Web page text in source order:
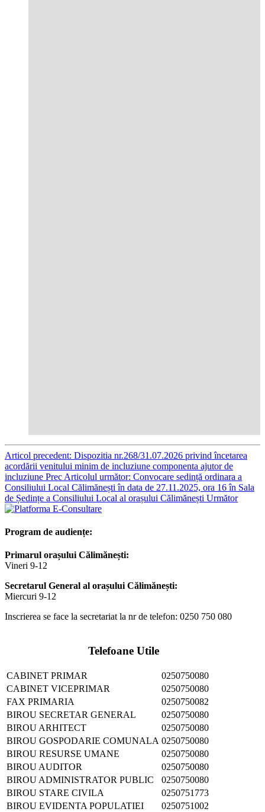
Articol precedent: Dispozitia nr.268/31.07.2026 privind încetarea
acordării venitului minim de incluziune componenta ajutor de
incluziune Prec Articolul următor: Convocare sedință ordinara a
Consiliului Local Călimănești în data de 27.11.2025, ora 16 în Sala
de Ședințe a Consiliului Local al orașului Călimănești Următor
Program de audiențe:
Primarul orașului Călimănești:
Vineri 9-12
Secretarul General al orașului Călimănești:
Miercuri 9-12
Inscrierea se face la secretariat la nr de telefon: 0250 750 080
Telefoane Utile
CABINET PRIMAR
0250750080
CABINET VICEPRIMAR
0250750080
FAX PRIMARIA
0250750082
BIROU SECRETAR GENERAL
0250750080
BIROU ARHITECT
0250750080
BIROU GOSPODARIE COMUNALA 0250750080
BIROU RESURSE UMANE
0250750080
BIROU AUDITOR
0250750080
BIROU ADMINISTRATOR PUBLIC
0250750080
BIROU STARE CIVILA
0250751773
BIROU EVIDENTA POPULATIEI
0250751002